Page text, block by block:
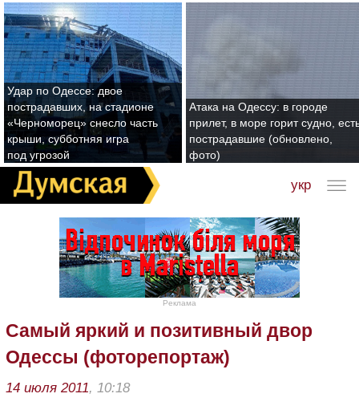
Удар по Одессе: двое
пострадавших, на стадионе
«Черноморец» снесло часть
крыши, субботняя игра
под угрозой
Атака на Одессу: в городе
прилет, в море горит судно,
пострадавшие (обновлено,
фото)
укр
Реклама
Самый яркий и позитивный двор
Одессы (фоторепортаж)
14 июля 2011, 10:18